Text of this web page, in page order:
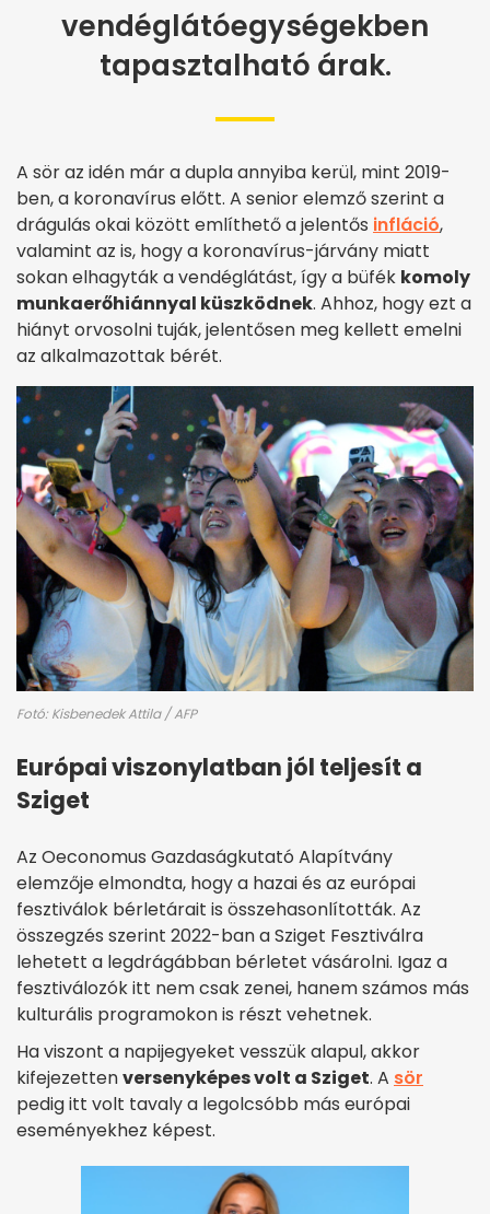
vendéglátóegységekben
tapasztalható árak.
A sör az idén már a dupla annyiba kerül, mint 2019-
ben, a koronavírus előtt. A senior elemző szerint a
drágulás okai között említhető a jelentős infláció,
valamint az is, hogy a koronavírus-járvány miatt
sokan elhagyták a vendéglátást, így a büfék komoly
munkaerőhiánnyal küszködnek. Ahhoz, hogy ezt a
hiányt orvosolni tuják, jelentősen meg kellett emelni
az alkalmazottak bérét.
Fotó: Kisbenedek Attila / AFP
Európai viszonylatban jól teljesít a
Sziget
Az Oeconomus Gazdaságkutató Alapítvány
elemzője elmondta, hogy a hazai és az európai
fesztiválok bérletárait is összehasonlították. Az
összegzés szerint 2022-ban a Sziget Fesztiválra
lehetett a legdrágábban bérletet vásárolni. Igaz a
fesztiválozók itt nem csak zenei, hanem számos más
kulturális programokon is részt vehetnek.
Ha viszont a napijegyeket vesszük alapul, akkor
kifejezettenversenyképes volt a Sziget. A sör
pedig itt volt tavaly a legolcsóbb más európai
eseményekhez képest.